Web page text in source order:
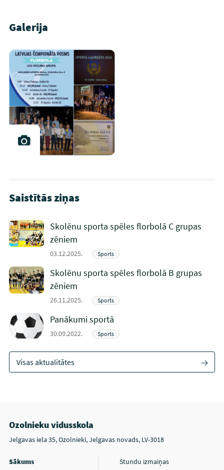
Galerija
Saistītās ziņas
Skolēnu sporta spēles florbolā C grupas
zēniem
03.12.2025. Sports
Skolēnu sporta spēles florbolā B grupas
zēniem
26.11.2025. Sports
Panākumi sportā
30.09.2022. Sports
Visas aktualitātes
Ozolnieku vidusskola
Jelgavas iela 35, Ozolnieki, Jelgavas novads, LV-3018
Sākums Stundu izmaiņas